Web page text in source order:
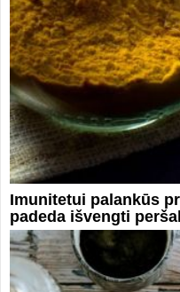
Imunitetui palankūs
padeda išvengti